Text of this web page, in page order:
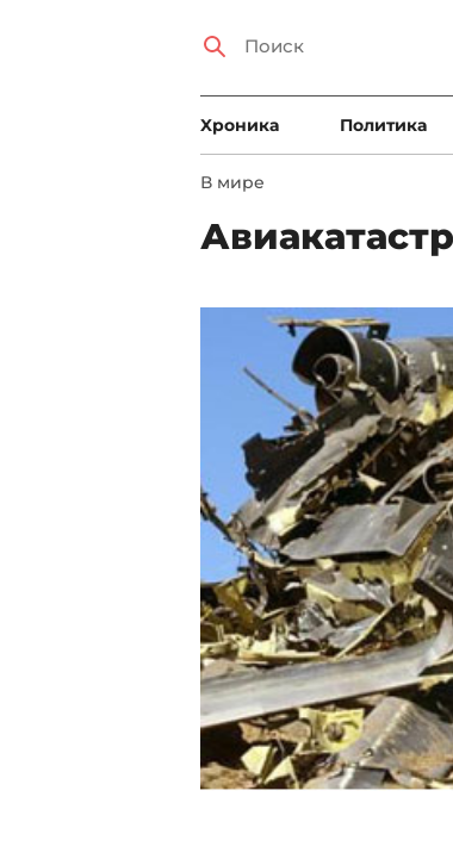
Xроника Политика
В мире